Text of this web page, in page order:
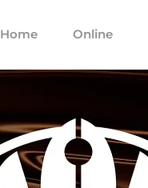
Home Online